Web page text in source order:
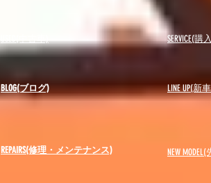
USED(中古車)
BLOG(ブログ)
SERVICE(
LINE UP(新
REPAIRS(修理・メンテナンス) NEW MODEL(